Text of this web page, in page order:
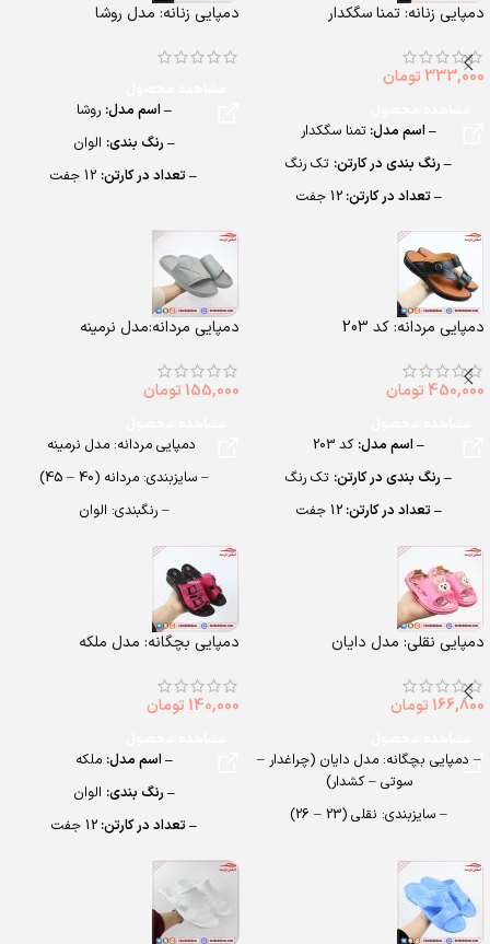
دمپایی زنانه: تمنا سگکدار
333,000 تومان
– اسم مدل: تمنا سگکدار
– رنگ بندی در کارتن: تک رنگ
– تعداد در کارتن:12 جفت
– جنس:
– سایزبندی:
دمپایی زنانه: مدل روشا
– اسم مدل: روشا
– رنگ بندی: الوان
– تعداد در کارتن:
– سایزبندی:
دمپایی مردانه: کد 203
450,000 تومان
– اسم مدل: کد 203
– رنگ بندی در کارتن: تک رنگ
– تعداد در کارتن:12 جفت
– جنس:
– سایزبندی:
دمپایی مردانه:مدل نرمینه
155,000 تومان
دمپایی مردانه: مدل نرمینه
– سایزبندی: مردانه (40 – 45)
– رنگبندی: الوان
– تعداد در کارتن: 20جفت
– جنس: eva soft
دمپایی نقلی: مدل دایان
166,800 تومان
– دمپایی بچگانه: مدل دایان (چراغدار –
سوتی – کشدار)
– سایزبندی: نقلی (23 – 26)
– تعداد در کارتن: 24 جفت
– جنس: Airblowing
دمپایی بچگانه: مدل ملکه
140,000 تومان
– اسم مدل: ملکه
– رنگ بندی: الوان
– تعداد در کارتن:12 جفت
– جنس:
– سایزبندی: